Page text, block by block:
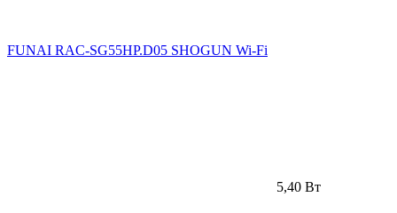
FUNAI RAC-SG55HP.D05 SHOGUN Wi-Fi
5,40 Вт